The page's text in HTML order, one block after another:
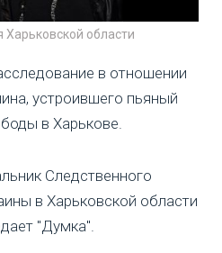
области
в отношении
устроившего пьяный
в Харькове.
Следственного
в Харьковской области
"Думка".